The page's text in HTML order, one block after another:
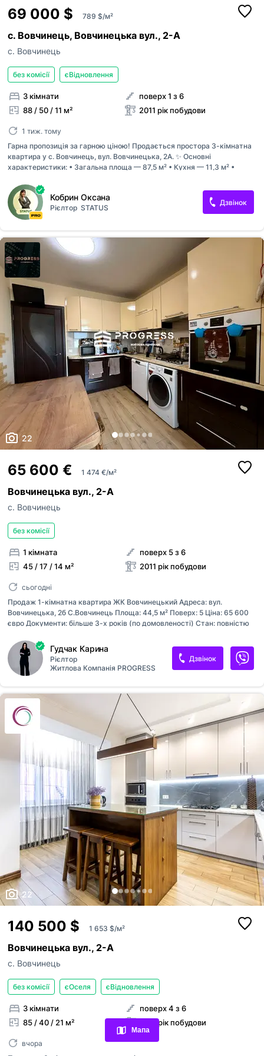
Контакти
Обрані оголошення
Переглянуті оголошення
69 000 $ 789 $/м²
с. Вовчинець, Вовчинецька вул., 2-А
с. Вовчинець
без комісії єВідновлення
3 кімнати
88 / 50 / 11 м²
поверх 1 з 6
2011 рік побудови
1 тиж. тому
Гарна пропозиція за гарною ціною! Продається простора 3-кімнатна
квартира у с. Вовчинець, вул. Вовчинецька, 2А. ✨ Основні
характеристики: • Загальна площа — 87,5 м² • Кухня — 11,3 м² •
Індивідуальне газове опалення • Проведена електрика • Двостороннє
планування Квартира має зручне та функціональне планування, що
забезпечує багато природного світла й комфорт для всієї родини.
Цегляний будинок добре зберігає тепло, а індивідуальне газове
опалення дозволяє самостійно контролювати витрати на комунальні
послуги. 📍 Будинок розташований у затишному районі з розвиненою
інфраструктурою. Поруч магазини, школа, дитячий садок, зупинки
гром...
Кобрин Оксана
Рієлтор STATUS
Дзвінок
22
65 600 € 1 474 €/м²
Вовчинецька вул., 2-А
с. Вовчинець
без комісії
1 кімната
45 / 17 / 14 м²
поверх 5 з 6
2011 рік побудови
сьогодні
Продаж 1-кімнатна квартира ЖК Вовчинецький Адреса: вул.
Вовчинецька, 2б С.Вовчинець Площа: 44,5 м² Поверх: 5 Ціна: 65 600
євро Документи: більше 3-х років (по домовленості) Стан: повністю
підлога: всюди, де плитка Кімната: розділена на спальню та окрему
кімнату Тамбур: закритий, використовується лише цією квартирою
(сусіди не проживають тривалий час) Залишається все, окрім
особистих речей та 2-рівневого ліжка Район "Каскад-Позитрон" —
один з найпопулярніших і комфортних для життя в Івано-Франківську:
Спокійна, зелена й облаштована територія Усе необхідне поруч:
супермаркети, аптеки, школи, садки, лікарні Зручна транспортна
розв’яз...
Гудчак Карина
Рієлтор
Житлова Компанія PROGRESS
Дзвінок
22
140 500 $ 1 653 $/м²
Вовчинецька вул., 2-А
с. Вовчинець
без комісії єОселя єВідновлення
3 кімнати
85 / 40 / 21 м²
поверх 4 з 6
2011 рік побудови
вчора
Мапа